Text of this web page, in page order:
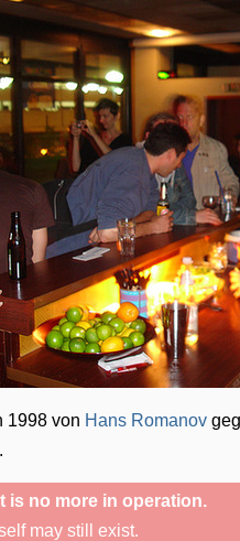
1998 von Hans Romanov
is no more in operation.
may still exist.